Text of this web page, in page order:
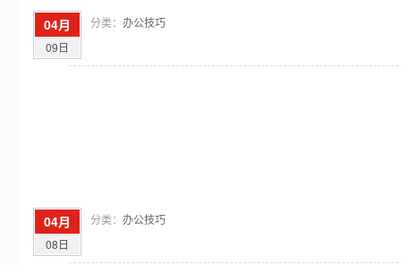
04月
09日
分类： 办公技巧
04月
08日
分类： 办公技巧